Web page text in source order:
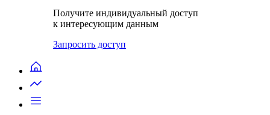
Получите индивидуальный доступ
к интересующим данным
Запросить доступ